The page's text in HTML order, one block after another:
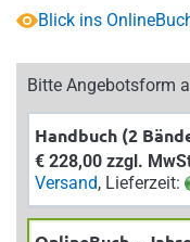
Blick ins
Bitte Angebotsform
Handbuch (2
€ 228,00 zzgl.
Versand, Lieferzeit: